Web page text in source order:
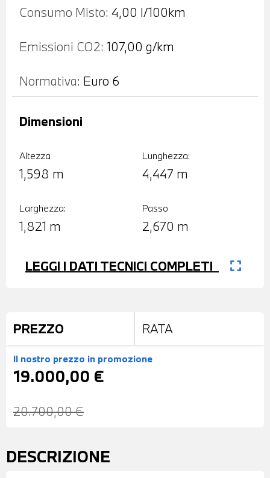
Consumo Misto: 4,00 l/100km
Emissioni CO2: 107,00 g/km
Normativa: Euro 6
Altezza
1,598 m
Lunghezza:
4,447 m
Dimensioni
Larghezza:
1,821 m
Passo
2,670 m
LEGGI I DATI TECNICI COMPLETI fullscreen
PREZZO RATA
Il nostro prezzo in promozione
19.000,00 €
20.700,00 €
DESCRIZIONE